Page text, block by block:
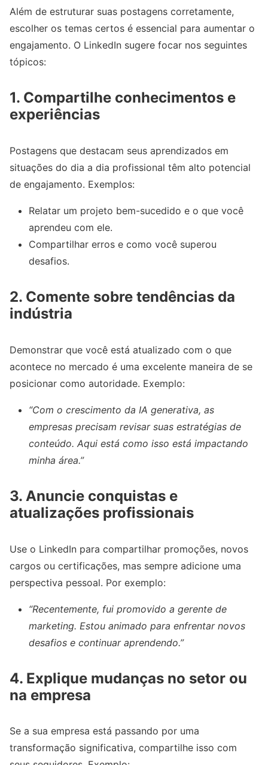
Além de estruturar suas postagens corretamente,
escolher os temas certos é essencial para aumentar o
engajamento. O LinkedIn sugere focar nos seguintes
tópicos:
1. Compartilhe conhecimentos e
experiências
Postagens que destacam seus aprendizados em
situações do dia a dia profissional têm alto potencial
de engajamento. Exemplos:
Relatar um projeto bem-sucedido e o que você
aprendeu com ele.
Compartilhar erros e como você superou
desafios.
2. Comente sobre tendências da
indústria
Demonstrar que você está atualizado com o que
acontece no mercado é uma excelente maneira de se
posicionar como autoridade. Exemplo:
“Com o crescimento da IA generativa, as
empresas precisam revisar suas estratégias de
conteúdo. Aqui está como isso está impactando
minha área.”
3. Anuncie conquistas e
atualizações profissionais
Use o LinkedIn para compartilhar promoções, novos
cargos ou certificações, mas sempre adicione uma
perspectiva pessoal. Por exemplo:
“Recentemente, fui promovido a gerente de
marketing. Estou animado para enfrentar novos
desafios e continuar aprendendo.”
4. Explique mudanças no setor ou
na empresa
Se a sua empresa está passando por uma
transformação significativa, compartilhe isso com